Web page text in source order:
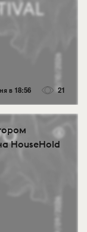
в 18:56 21
HouseHold